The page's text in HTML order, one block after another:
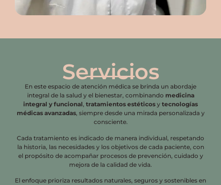
Servicios
En este espacio de atención médica se brinda un abordaje
integral de la salud y el bienestar, combinando medicina
integral y funcional, tratamientos estéticos y tecnologías
médicas avanzadas, siempre desde una mirada personalizada y
consciente.
Cada tratamiento es indicado de manera individual, respetando
la historia, las necesidades y los objetivos de cada paciente, con
el propósito de acompañar procesos de prevención, cuidado y
mejora de la calidad de vida.
El enfoque prioriza resultados naturales, seguros y sostenibles en